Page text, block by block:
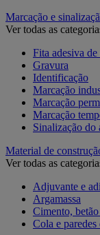
Marcação e
Ver todas as
Fita adesiva de
Gravura
Identificação
Marcação
Marcação
Marcação
Sinalização do
Material de
Ver todas as
Adjuvante e
Argamassa
Cimento,
Cola e paredes